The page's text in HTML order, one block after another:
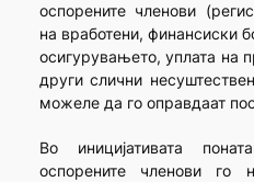
оспорените членови
на вработени, финансиски
осигурувањето, уплата на
други слични
можеле да го оправдаат
Во иницијативата
оспорените членови го